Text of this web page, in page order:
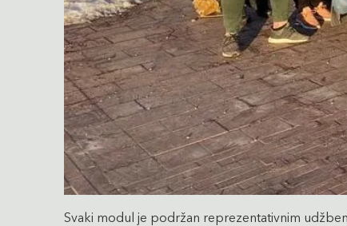
Svaki modul je podržan reprezentativnim